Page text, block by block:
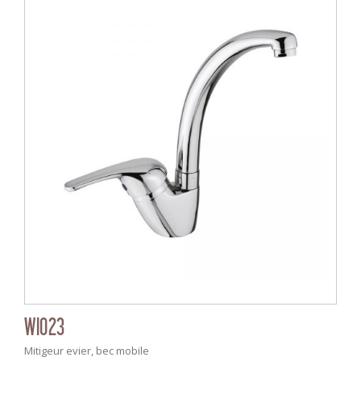
WI023
Mitigeur evier, bec mobile